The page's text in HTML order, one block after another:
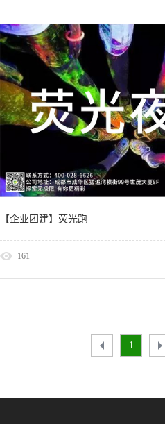
【企业团建】荧光跑
161
1